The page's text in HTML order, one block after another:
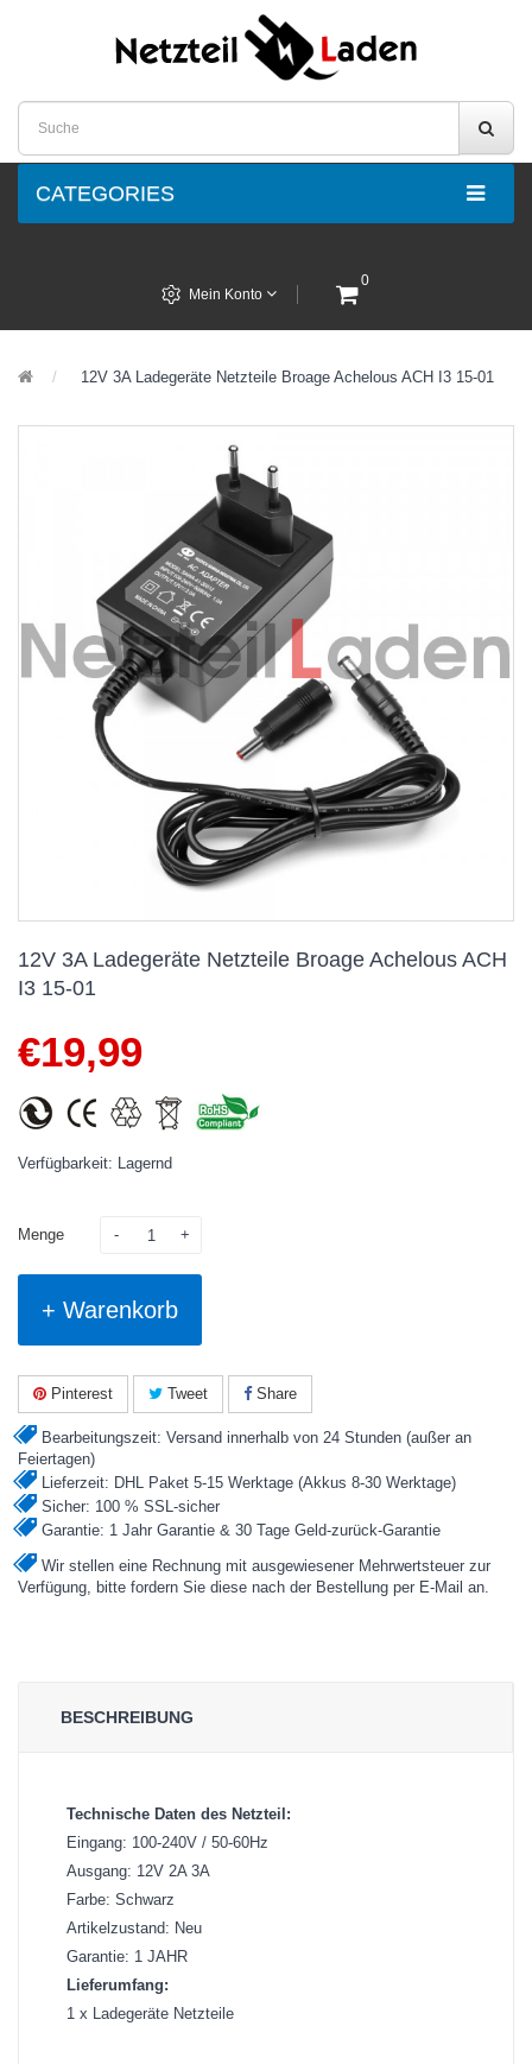
CATEGORIES
Mein Konto
0
12V 3A Ladegeräte Netzteile ‎‎Broage ‎Achelous ACH I3 15-01
12V 3A Ladegeräte Netzteile ‎‎Broage ‎Achelous ACH
I3 15-01
€19,99
Verfügbarkeit: Lagernd
Menge
+ Warenkorb
Pinterest Tweet Share
Bearbeitungszeit: Versand innerhalb von 24 Stunden (außer an
Feiertagen)
Lieferzeit: DHL Paket 5-15 Werktage (Akkus 8-30 Werktage)
Sicher: 100 % SSL-sicher
Garantie: 1 Jahr Garantie & 30 Tage Geld-zurück-Garantie
Wir stellen eine Rechnung mit ausgewiesener Mehrwertsteuer zur
Verfügung, bitte fordern Sie diese nach der Bestellung per E-Mail an.
BESCHREIBUNG
Technische Daten des Netzteil:
Eingang: 100-240V / 50-60Hz
Ausgang: 12V 2A 3A
Farbe: Schwarz
Artikelzustand: Neu
Garantie: 1 JAHR
Lieferumfang:
1 x Ladegeräte Netzteile